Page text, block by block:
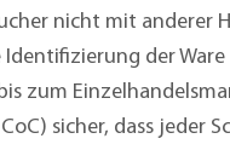
nicht mit anderer
der
zum
sicher, dass jeder